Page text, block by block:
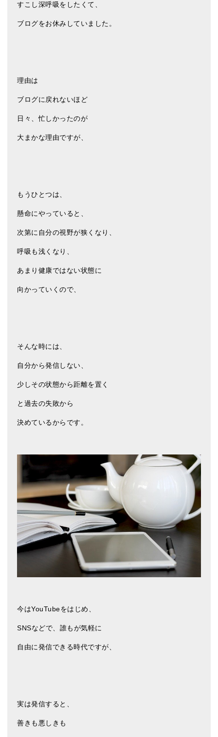
オリジナルグッズ
神々とつながるジュエリー
ヒーリング・マンダラポスター
チベット・マントラ・ヒーリングCD
ギフトラッピング
シンギングボウル講座
初級講座
倍音呼吸法レッスン
ビギナー講師・養成講座
アマナマナとは
About Us
メールお便り登録
お客様の声
すこし深呼吸をしたくて、
ブログをお休みしていました。
理由は
ブログに戻れないほど
日々、忙しかったのが
大まかな理由ですが、
もうひとつは、
懸命にやっていると、
次第に自分の視野が狭くなり、
呼吸も浅くなり、
あまり健康ではない状態に
向かっていくので、
そんな時には、
自分から発信しない、
少しその状態から距離を置く
と過去の失敗から
決めているからです。
今はYouTubeをはじめ、
SNSなどで、誰もが気軽に
自由に発信できる時代ですが、
実は発信すると、
善きも悪しきも